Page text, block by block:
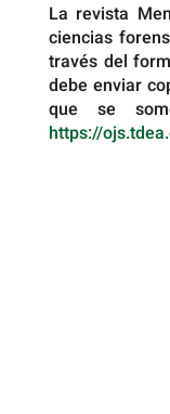
La revista
ciencias
través del
debe enviar
que se
https://